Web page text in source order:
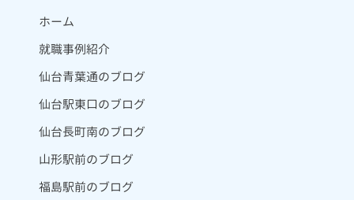
ホーム
就職事例紹介
仙台青葉通のブログ
仙台駅東口のブログ
仙台長町南のブログ
山形駅前のブログ
福島駅前のブログ